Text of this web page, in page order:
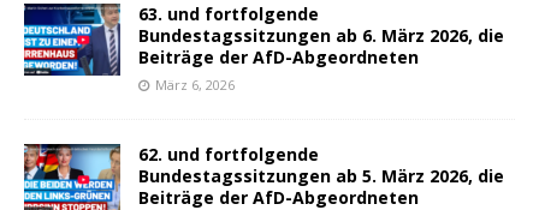
63. und fortfolgende
Bundestagssitzungen ab 6. März 2026, die
Beiträge der AfD-Abgeordneten
März 6, 2026
62. und fortfolgende
Bundestagssitzungen ab 5. März 2026, die
Beiträge der AfD-Abgeordneten